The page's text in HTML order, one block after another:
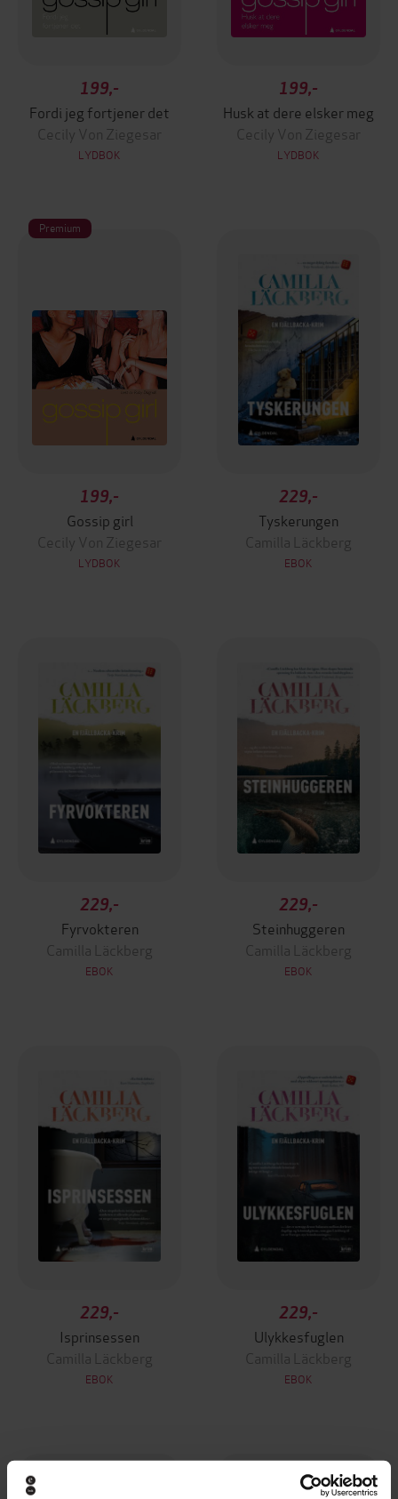
199,-
Fordi jeg fortjener det
Cecily Von Ziegesar
LYDBOK
199,-
Husk at dere elsker meg
Cecily Von Ziegesar
LYDBOK
Premium
199,-
Gossip girl
Cecily Von Ziegesar
LYDBOK
229,-
Tyskerungen
Camilla Läckberg
EBOK
229,-
Fyrvokteren
Camilla Läckberg
EBOK
229,-
Steinhuggeren
Camilla Läckberg
EBOK
229,-
Isprinsessen
Camilla Läckberg
EBOK
229,-
Ulykkesfuglen
Camilla Läckberg
EBOK